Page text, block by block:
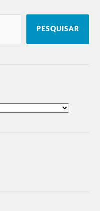
PESQUISAR